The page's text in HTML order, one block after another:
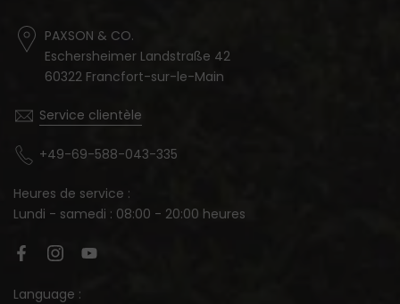
PAXSON & CO.
Eschersheimer Landstraße 42
60322 Francfort-sur-le-Main
Service clientèle
+49-69-588-043-335
Heures de service :
Lundi - samedi : 08:00 - 20:00 heures
Language :